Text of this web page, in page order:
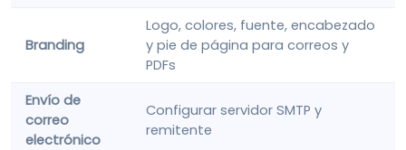
Branding
Logo, colores, fuente, encabezado
y pie de página para correos y
PDFs
Envío de
correo
electrónico
Configurar servidor SMTP y
remitente